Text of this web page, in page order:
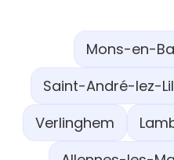
Mons-en-
Saint-André-lez-
Verlinghem